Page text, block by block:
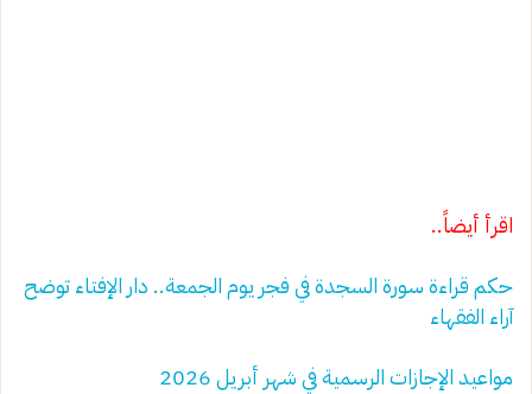
اقرأ أيضاً..
حكم قراءة سورة السجدة في فجر يوم الجمعة.. دار الإفتاء توضح
آراء الفقهاء
مواعيد الإجازات الرسمية في شهر أبريل 2026